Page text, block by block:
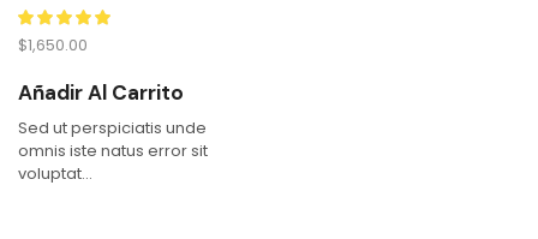
$1,650.00
Añadir Al Carrito
Sed ut perspiciatis unde
omnis iste natus error sit
voluptat...